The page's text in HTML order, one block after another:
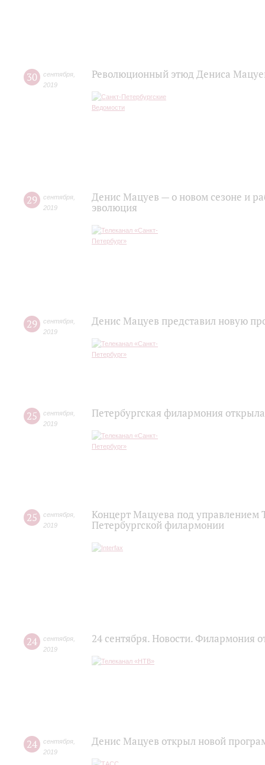
30 сентября
2019
Революционный этюд Дениса
29 сентября
2019
Денис Мацуев — о новом сезоне и
эволюция
29 сентября
2019
Денис Мацуев представил новую
25 сентября
2019
Петербургская филармония
25 сентября
2019
Концерт Мацуева под управлением
Петербургской филармонии
24 сентября
2019
24 сентября. Новости. Филармония
24 сентября
2019
Денис Мацуев открыл новой